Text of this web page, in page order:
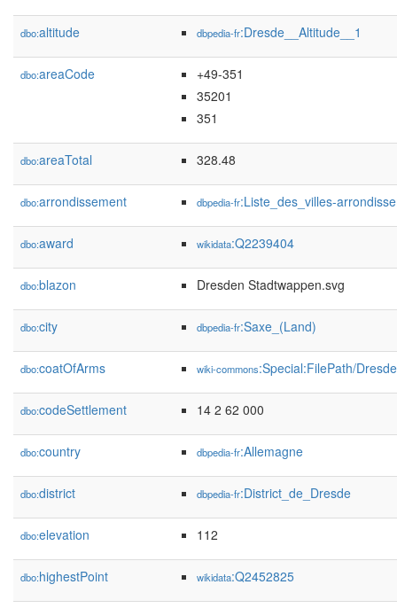
dbo:altitude dbpedia-fr:Dresde__Altitude__1
dbo:areaCode
+49-351
35201
351
dbo:areaTotal 328.48
dbo:arrondissement dbpedia-fr:Liste_des_villes-
dbo:award wikidata:Q2239404
dbo:blazon Dresden Stadtwappen.svg
dbo:city dbpedia-fr:Saxe_(Land)
dbo:coatOfArms wiki-commons:Special:FilePath/
dbo:codeSettlement 14 2 62 000
dbo:country dbpedia-fr:Allemagne
dbo:district dbpedia-fr:District_de_Dresde
dbo:elevation 112
dbo:highestPoint wikidata:Q2452825